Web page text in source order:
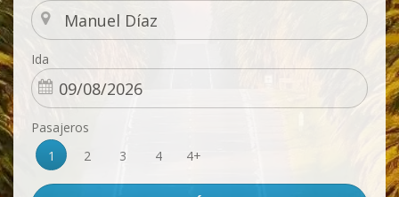
Ida
Pasajeros
1
2 3 4 4+